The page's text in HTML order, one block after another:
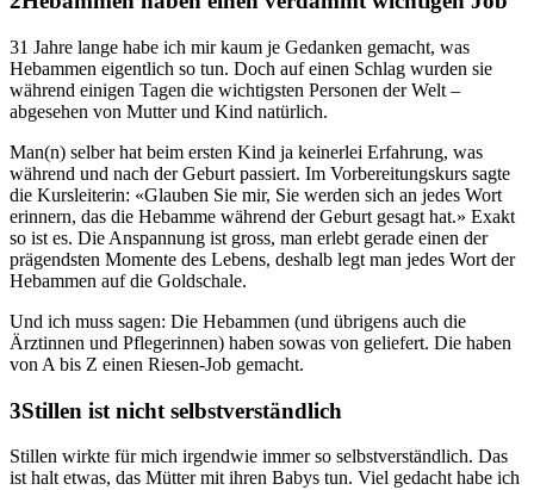
31 Jahre lange habe ich mir kaum je Gedanken gemacht, was
Hebammen eigentlich so tun. Doch auf einen Schlag wurden sie
während einigen Tagen die wichtigsten Personen der Welt –
abgesehen von Mutter und Kind natürlich.
Man(n) selber hat beim ersten Kind ja keinerlei Erfahrung, was
während und nach der Geburt passiert. Im Vorbereitungskurs sagte
die Kursleiterin: «Glauben Sie mir, Sie werden sich an jedes Wort
erinnern, das die Hebamme während der Geburt gesagt hat.» Exakt
so ist es. Die Anspannung ist gross, man erlebt gerade einen der
prägendsten Momente des Lebens, deshalb legt man jedes Wort der
Hebammen auf die Goldschale.
Und ich muss sagen: Die Hebammen (und übrigens auch die
Ärztinnen und Pflegerinnen) haben sowas von geliefert. Die haben
von A bis Z einen Riesen-Job gemacht.
Stillen ist nicht selbstverständlich
Stillen wirkte für mich irgendwie immer so selbstverständlich. Das
ist halt etwas, das Mütter mit ihren Babys tun. Viel gedacht habe ich